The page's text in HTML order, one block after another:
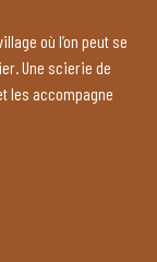
où l’on peut se
Une scierie de
les accompagne